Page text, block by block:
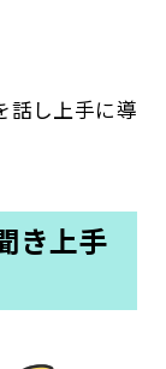
話し上手に導
き上手